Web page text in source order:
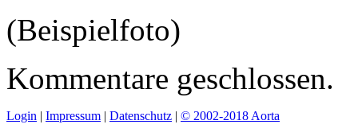
(Beispielfoto)
Kommentare geschlossen.
Login | Impressum | Datenschutz | © 2002-2018 Aorta